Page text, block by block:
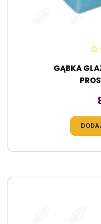
GĄBKA